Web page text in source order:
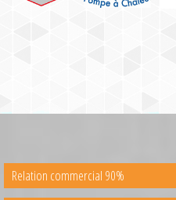
Relation commercial 90%